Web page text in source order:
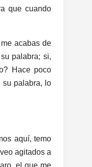
que cuando
acabas de
palabra; si,
Hace poco
su palabra, lo
aquí, temo
agitados a
el que me